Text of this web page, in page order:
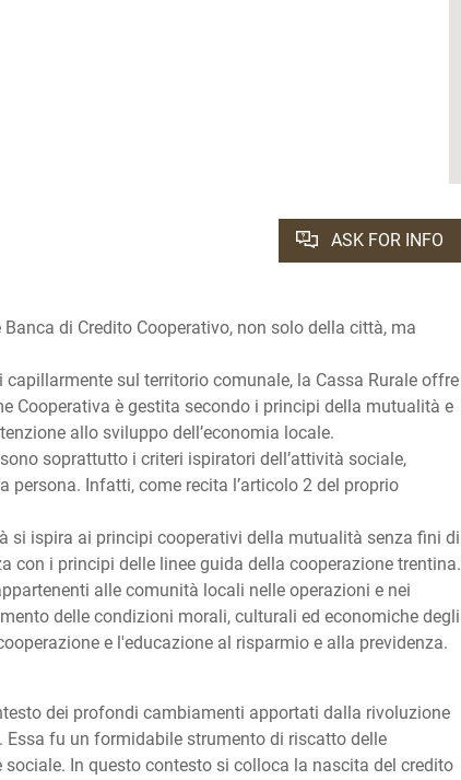
ASK FOR INFO
di Credito Cooperativo, non solo della città, ma
sul territorio comunale, la Cassa Rurale offre
Cooperativa è gestita secondo i principi della mutualità e
allo sviluppo dell’economia locale.
soprattutto i criteri ispiratori dell’attività sociale,
Infatti, come recita l’articolo 2 del proprio
si ispira ai principi cooperativi della mutualità senza fini di
con i principi delle linee guida della cooperazione trentina.
alle comunità locali nelle operazioni e nei
delle condizioni morali, culturali ed economiche degli
e l'educazione al risparmio e alla previdenza.
dei profondi cambiamenti apportati dalla rivoluzione
fu un formidabile strumento di riscatto delle
In questo contesto si colloca la nascita del credito